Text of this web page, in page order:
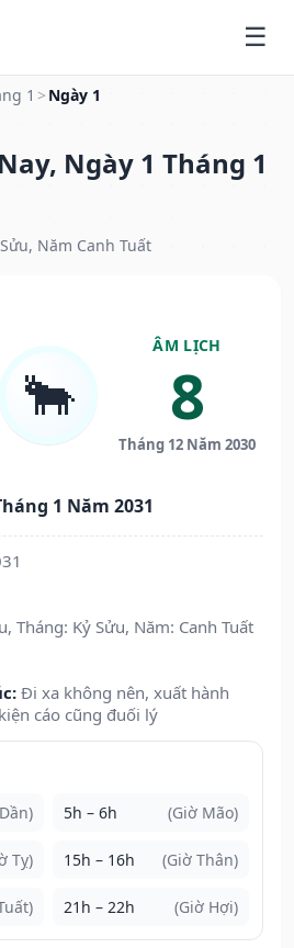
1 > Ngày 1
Ngày 1 Tháng 1
Năm Canh Tuất
🐂
ÂM LỊCH
8
Tháng 12 Năm 2030
1 Năm 2031
Tháng: Kỷ Sửu, Năm: Canh Tuất
Đi xa không nên, xuất hành
cáo cũng đuối lý
5h – 6h (Giờ Mão)
Tỵ) 15h – 16h (Giờ Thân)
21h – 22h (Giờ Hợi)